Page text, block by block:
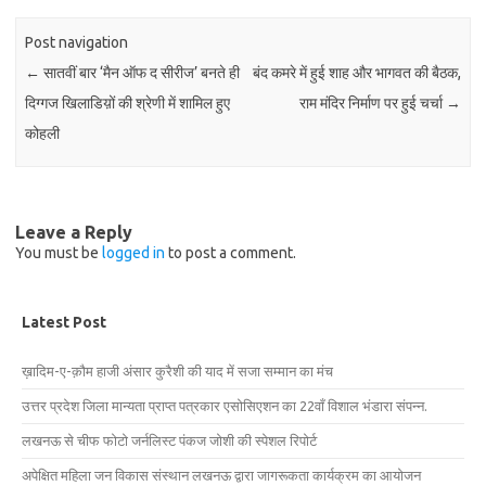
Post navigation
← सातवीं बार ‘मैन ऑफ द सीरीज’ बनते ही
दिग्गज खिलाडिय़ों की श्रेणी में शामिल हुए
कोहली
बंद कमरे में हुई शाह और भागवत की बैठक,
राम मंदिर निर्माण पर हुई चर्चा →
Leave a Reply
You must be logged in to post a comment.
Latest Post
ख़ादिम-ए-क़ौम हाजी अंसार कुरैशी की याद में सजा सम्मान का मंच
उत्तर प्रदेश जिला मान्यता प्राप्त पत्रकार एसोसिएशन का 22वाँ विशाल भंडारा संपन्न.
लखनऊ से चीफ फोटो जर्नलिस्ट पंकज जोशी की स्पेशल रिपोर्ट
अपेक्षित महिला जन विकास संस्थान लखनऊ द्वारा जागरूकता कार्यक्रम का आयोजन